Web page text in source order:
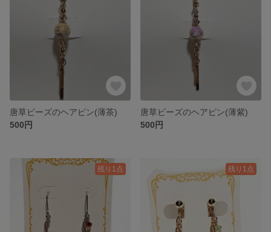
唐草ビーズのヘアピン(薄茶)
500円
唐草ビーズのヘアピン(薄紫)
500円
残り1点 残り1点